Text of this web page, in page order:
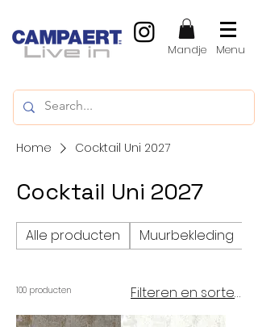
Mandje Menu
Home Cocktail Uni 2027
Cocktail Uni 2027
Alle producten Muurbekleding
100 producten Filteren en sorteren